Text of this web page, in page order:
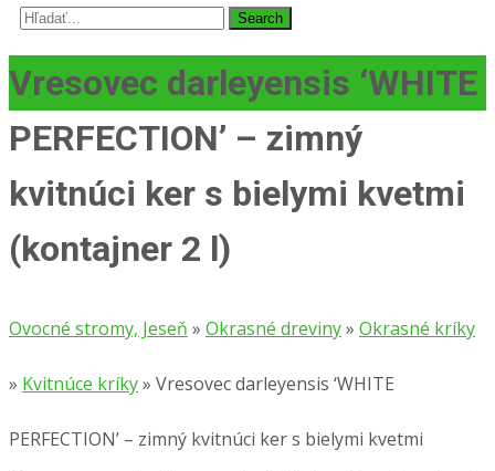
Search
Vresovec darleyensis ‘WHITE
PERFECTION’ – zimný
kvitnúci ker s bielymi kvetmi
(kontajner 2 l)
Ovocné stromy, Jeseň » Okrasné dreviny» Okrasné kríky
» Kvitnúce kríky» Vresovec darleyensis ‘WHITE
PERFECTION’ – zimný kvitnúci ker s bielymi kvetmi